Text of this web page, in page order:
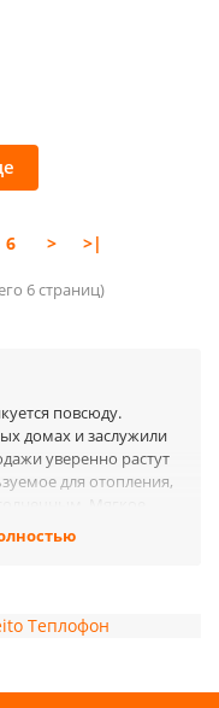
6 > >|
6 страниц)
повсюду.
домах и заслужили
уверенно растут
для отопления,
Мягкое
же после
Его особенность -
Теплофон